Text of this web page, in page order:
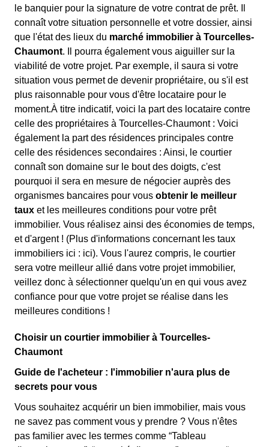
le banquier pour la signature de votre contrat de prêt. Il
connaît votre situation personnelle et votre dossier, ainsi
que l'état des lieux du marché immobilier à Tourcelles-
Chaumont. Il pourra également vous aiguiller sur la
viabilité de votre projet. Par exemple, il saura si votre
situation vous permet de devenir propriétaire, ou s'il est
plus raisonnable pour vous d'être locataire pour le
moment.À titre indicatif, voici la part des locataire contre
celle des propriétaires à Tourcelles-Chaumont : Voici
également la part des résidences principales contre
celle des résidences secondaires : Ainsi, le courtier
connaît son domaine sur le bout des doigts, c'est
pourquoi il sera en mesure de négocier auprès des
organismes bancaires pour vous obtenir le meilleur
taux et les meilleures conditions pour votre prêt
immobilier. Vous réalisez ainsi des économies de temps,
et d'argent ! (Plus d'informations concernant les taux
immobiliers ici : ici). Vous l'aurez compris, le courtier
sera votre meilleur allié dans votre projet immobilier,
veillez donc à sélectionner quelqu'un en qui vous avez
confiance pour que votre projet se réalise dans les
meilleures conditions !
Choisir un courtier immobilier à Tourcelles-
Chaumont
Guide de l'acheteur : l'immobilier n'aura plus de
secrets pour vous
Vous souhaitez acquérir un bien immobilier, mais vous
ne savez pas comment vous y prendre ? Vous n'êtes
pas familier avec les termes comme “Tableau